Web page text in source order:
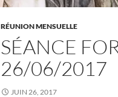
RÉUNION MENSUELLE
SÉANCE
26/06/2017
JUIN 26, 2017